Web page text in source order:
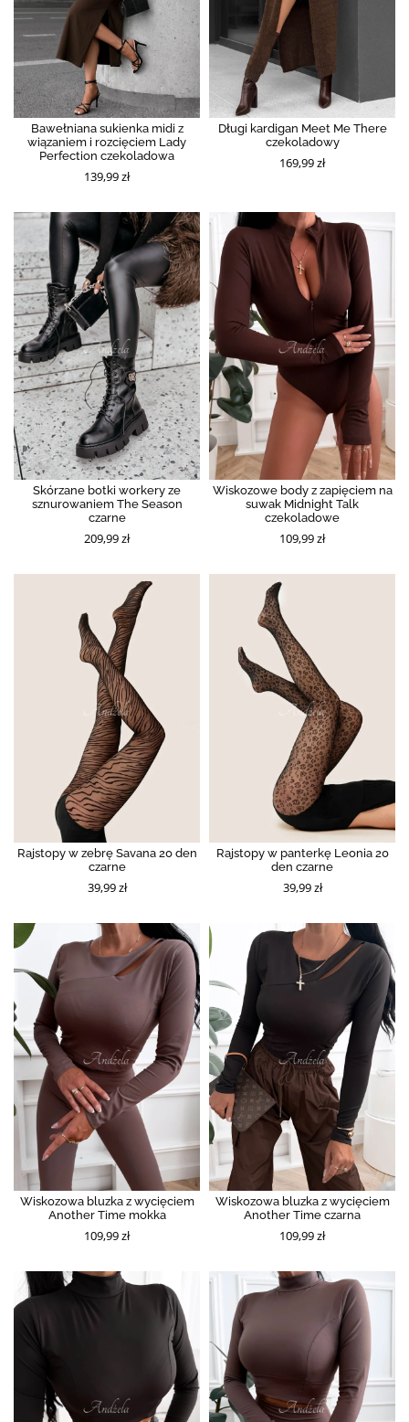
Bawełniana sukienka midi z
wiązaniem i rozcięciem Lady
Perfection czekoladowa
139,99 zł
Długi kardigan Meet Me There
czekoladowy
169,99 zł
Skórzane botki workery ze
sznurowaniem The Season
czarne
209,99 zł
Wiskozowe body z zapięciem na
suwak Midnight Talk
czekoladowe
109,99 zł
Rajstopy w zebrę Savana 20 den
czarne
39,99 zł
Rajstopy w panterkę Leonia 20
den czarne
39,99 zł
Wiskozowa bluzka z wycięciem
Another Time mokka
109,99 zł
Wiskozowa bluzka z wycięciem
Another Time czarna
109,99 zł